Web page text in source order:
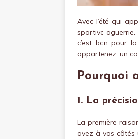
Avec l’été qui
sportive
c’est bon pour
appartenez, un
Pourquoi
1. La
La première
avez à vos côtés